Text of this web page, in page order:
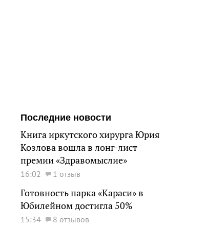
Последние новости
Книга иркутского хирурга Юрия
Козлова вошла в лонг-лист
премии «Здравомыслие»
16:02 1 отзыв
Готовность парка «Караси» в
Юбилейном достигла 50%
15:34 8 отзывов